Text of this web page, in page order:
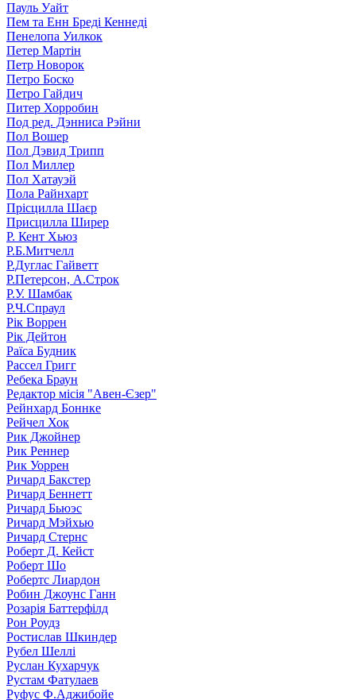
Пауль Уайт
Пем та Енн Бреді Кеннеді
Пенелопа Уилкок
Петер Мартін
Петр Новорок
Петро Боско
Петро Гайдич
Питер Хорробин
Под ред. Дэнниса Рэйни
Пол Вошер
Пол Дэвид Трипп
Пол Миллер
Пол Хатауэй
Пола Райнхарт
Прісцилла Шаєр
Присцилла Ширер
Р. Кент Хьюз
Р.Б.Митчелл
Р.Дуглас Гайветт
Р.Петерсон, А.Строк
Р.У. Шамбак
Р.Ч.Спраул
Рік Воррен
Рік Дейтон
Раїса Будник
Рассел Григг
Ребека Браун
Редактор місія "Авен-Єзер"
Рейнхард Боннке
Рейчел Хок
Рик Джойнер
Рик Реннер
Рик Уоррен
Ричард Бакстер
Ричард Беннетт
Ричард Бьюэс
Ричард Мэйхью
Ричард Стернс
Роберт Д. Кейст
Роберт Шо
Робертс Лиардон
Робин Джоунс Ганн
Розарія Баттерфілд
Рон Роудз
Ростислав Шкиндер
Рубел Шеллі
Руслан Кухарчук
Рустам Фатулаев
Руфус Ф.Аджибойе